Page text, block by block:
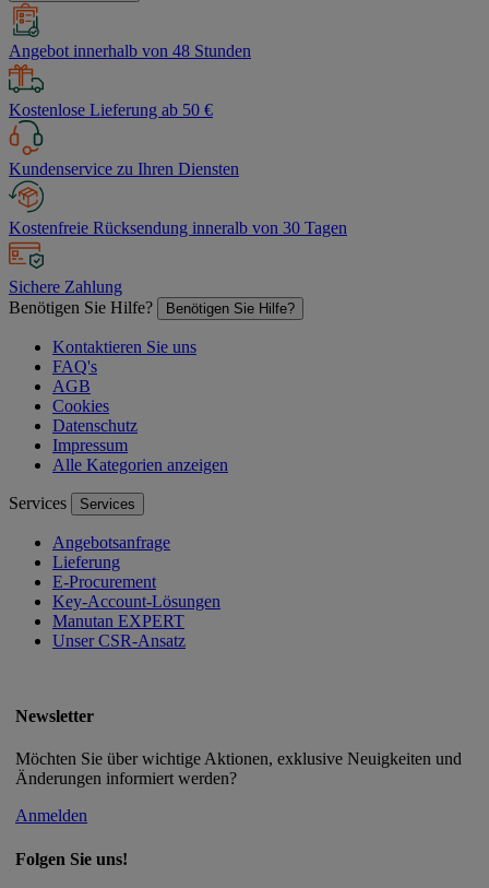
Angebot innerhalb von 48 Stunden
Kostenlose Lieferung ab 50 €
Kundenservice zu Ihren Diensten
Kostenfreie Rücksendung inneralb von 30 Tagen
Sichere Zahlung
Benötigen Sie Hilfe?
Benötigen Sie Hilfe?
Kontaktieren Sie uns
FAQ's
AGB
Cookies
Datenschutz
Impressum
Alle Kategorien anzeigen
Services Services
Angebotsanfrage
Lieferung
E-Procurement
Key-Account-Lösungen
Manutan EXPERT
Unser CSR-Ansatz
Newsletter
Möchten Sie über wichtige Aktionen, exklusive Neuigkeiten und
Änderungen informiert werden?
Anmelden
Folgen Sie uns!